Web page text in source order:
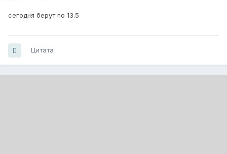
сегодня берут по 13.5
Цитата